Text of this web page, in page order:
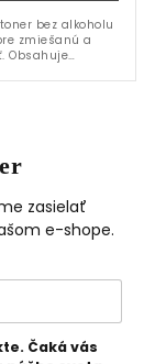
bez alkoholu
zmiešanú a
Obsahuje
pleť tonizujú,
bez
zasielať
e-shope.
Čaká vás